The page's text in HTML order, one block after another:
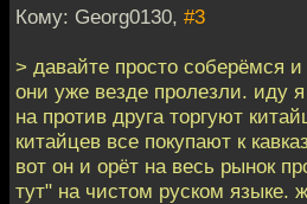
Кому: Georg0130, #3
> давайте просто соберёмся и
они уже везде пролезли. иду я
на против друга торгуют
китайцев все покупают к
вот он и орёт на весь рынок
тут" на чистом руском языке.